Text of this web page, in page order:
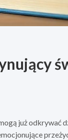
już odkrywać